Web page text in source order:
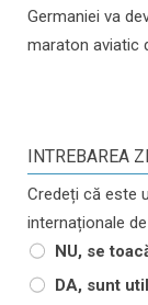
Germaniei va
maraton aviatic
INTREBAREA
Credeți că este
internaționale
NU, se
DA, sunt